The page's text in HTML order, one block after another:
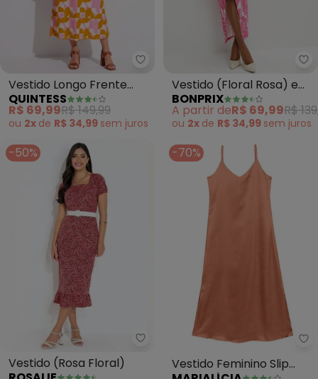
Quintess - Vestido Longo
Vestido Longo Frente
Única Estampado em
Malha Fria com
QUINTESS
R$ 69,99R$ 149,99
ou 2x de R$ 34,99 sem juros
Vestido (Floral Rosa) em
Malha Fria
BONPRIX
A partir deR$ 69,99R$
ou 2x de R$ 34,99 sem juros
-50%
Rosalie - Vestido (Rosa Floral)
Vestido (Rosa Floral)
-70%
Vestido Feminino Slip